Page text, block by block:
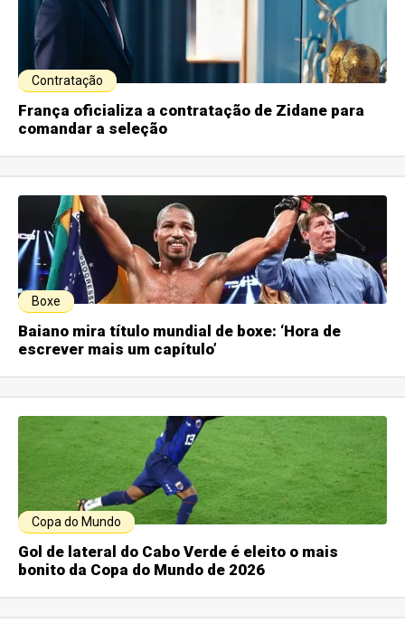
Contratação
França oficializa a contratação de Zidane para
comandar a seleção
Boxe
Baiano mira título mundial de boxe: ‘Hora de
escrever mais um capítulo’
Copa do Mundo
Gol de lateral do Cabo Verde é eleito o mais
bonito da Copa do Mundo de 2026